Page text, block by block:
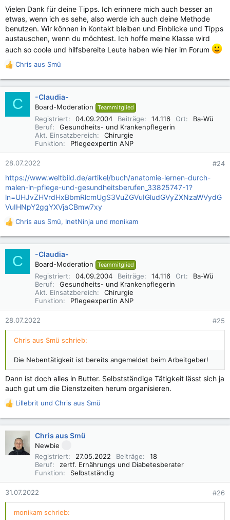
nachdem man alles gefragt weniger als zuvor, weil neue
Fragen auftauchen.
Alles Cool, die medizinischen Begriffe lernst du definitiv,
davon bin ich überzeugt. Ich unterteile mir Gebiete und lerne
visuell, das heißt, ich male mir die den Teilbereich auf (auch
wenn das immer schlecht aussieht) und beschrifte es selber.
Vom Bücher lesen lerne ich absolut nichts, ich muss es immer
selbst machen.
In der Ausbildung als Ernährungsberater, habe ich mir den
gesamten Gastrointestinaltrakt aufgemalt, mit allen seinen
Organen, Funktionen usw. Dann nur die Teile davon (Magen,
Darm, ....) und immer wenn ich es brauche, denke ich an
meine selbst gemalten Bilder und habe sie vor meinem
geistigen Auge. So lerne ich die Begriffe. Jeder muss da so
sein Ding finden.
Vielen Dank für deine Tipps. Ich erinnere mich auch besser an
etwas, wenn ich es sehe, also werde ich auch deine Methode
benutzen. Wir können in Kontakt bleiben und Einblicke und Tipps
austauschen, wenn du möchtest. Ich hoffe meine Klasse wird
auch so coole und hilfsbereite Leute haben wie hier im Forum
R
a
n
:
Chris aus Smü
C -Claudia-
Board-Moderation Teammitglied
Registriert 04.09.2004 Beiträge 14.116 Ort
Ba-Wü
Beruf
Gesundheits- und Krankenpflegerin
Akt. Einsatzbereich
Chirurgie
Funktion
Pflegeexpertin ANP
28.07.2022 #24
https://www.weltbild.de/artikel/buch/anatomie-lernen-durch-
malen-in-pflege-und-gesundheitsberufen_33825747-1?
ln=UHJvZHVrdHxBbmRlcmUgS3VuZGVuIGludGVyZXNzaWVydG
VuIHNpY2ggYXVjaCBmw7xy
R
a
n
:
Chris aus Smü, InetNinja und monikam
C -Claudia-
Board-Moderation Teammitglied
Registriert 04.09.2004 Beiträge 14.116 Ort
Ba-Wü
Beruf
Gesundheits- und Krankenpflegerin
Akt. Einsatzbereich
Chirurgie
Funktion
Pflegeexpertin ANP
28.07.2022 #25
Chris aus Smü schrieb:
Die Nebentätigkeit ist bereits angemeldet beim Arbeitgeber!
Dann ist doch alles in Butter. Selbstständige Tätigkeit lässt sich ja
auch gut um die Dienstzeiten herum organisieren.
R
a
e
n
Lillebrit und Chris aus Smü
Chris aus Smü
Newbie
Registriert
27.05.2022 Beiträge
18
Beruf
zertf. Ernährungs und Diabetesberater
Funktion
Selbstständig
31.07.2022 #26
monikam schrieb: